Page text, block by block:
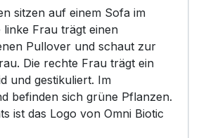
sitzen auf einem Sofa im
linke Frau trägt einen
Pullover und schaut zur
Die rechte Frau trägt ein
und gestikuliert. Im
befinden sich grüne Pflanzen.
ist das Logo von Omni Biotic